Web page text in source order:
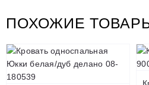
ПОХОЖИЕ